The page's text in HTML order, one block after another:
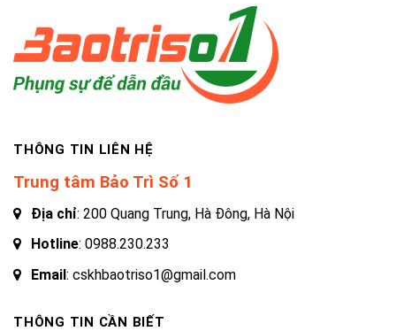
THÔNG TIN LIÊN HỆ
Trung tâm Bảo Trì Số 1
Địa chỉ: 200 Quang Trung, Hà Đông, Hà Nội
Hotline: 0988.230.233
Email: cskhbaotriso1@gmail.com
THÔNG TIN CẦN BIẾT